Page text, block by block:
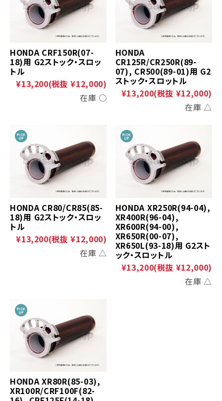
HONDA CRF150R(07-
18)用 G2ストック・スロッ
トル
¥13,200(税抜 ¥12,000)
在庫 ○
HONDA
CR125R/CR250R(89-
07), CR500(89-01)用 G2
ストック・スロットル
¥13,200(税抜 ¥12,000)
在庫 △
HONDA CR80/CR85(85-
18)用 G2ストック・スロッ
トル
¥13,200(税抜 ¥12,000)
在庫 △
HONDA XR250R(94-04),
XR400R(96-04),
XR600R(94-00),
XR650R(00-07),
XR650L(93-18)用 G2スト
ック・スロットル
¥13,200(税抜 ¥12,000)
在庫 △
HONDA XR80R(85-03),
XR100R/CRF100F(82-